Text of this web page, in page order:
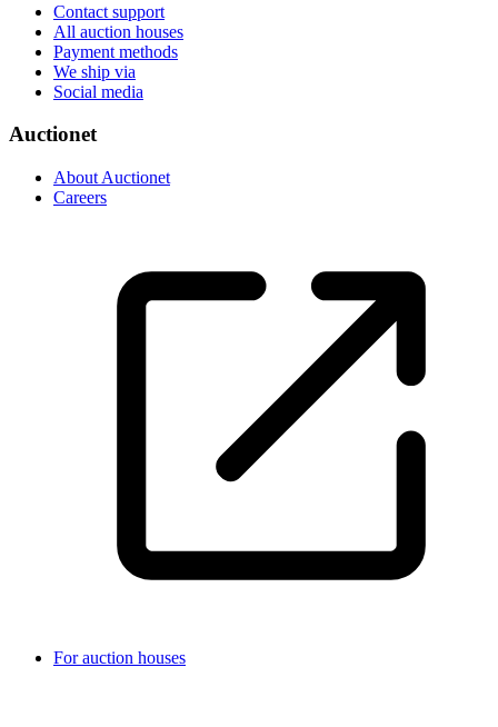
Contact support
All auction houses
Payment methods
We ship via
Social media
Auctionet
About Auctionet
Careers
For auction houses